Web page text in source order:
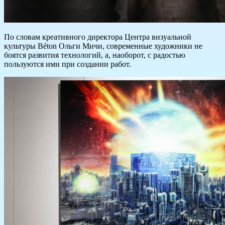
По словам креативного директора Центра визуальной
культуры Béton Ольги Мичи, современные художники не
боятся развития технологий, а, наоборот, с радостью
пользуются ими при создании работ.